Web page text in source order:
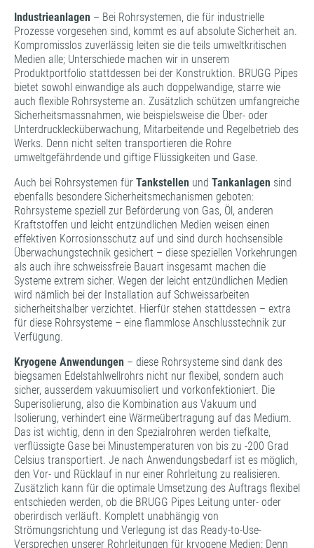
Industrieanlagen ­– Bei Rohrsystemen, die für industrielle
Prozesse vorgesehen sind, kommt es auf absolute Sicherheit an.
Kompromisslos zuverlässig leiten sie die teils umweltkritischen
Medien alle; Unterschiede machen wir in unserem
Produktportfolio stattdessen bei der Konstruktion. BRUGG Pipes
bietet sowohl einwandige als auch doppelwandige, starre wie
auch flexible Rohrsysteme an. Zusätzlich schützen umfangreiche
Sicherheitsmassnahmen, wie beispielsweise die Über- oder
Unterdrucklecküberwachung, Mitarbeitende und Regelbetrieb des
Werks. Denn nicht selten transportieren die Rohre
umweltgefährdende und giftige Flüssigkeiten und Gase.
Auch bei Rohrsystemen für Tankstellen und Tankanlagen ­sind
ebenfalls besondere Sicherheitsmechanismen geboten:
Rohrsysteme speziell zur Beförderung von Gas, Öl, anderen
Kraftstoffen und leicht entzündlichen Medien weisen einen
effektiven Korrosionsschutz auf und sind durch hochsensible
Überwachungstechnik gesichert – diese speziellen Vorkehrungen
als auch ihre schweissfreie Bauart insgesamt machen die
Systeme extrem sicher. Wegen der leicht entzündlichen Medien
wird nämlich bei der Installation auf Schweissarbeiten
sicherheitshalber verzichtet. Hierfür stehen stattdessen – extra
für diese Rohrsysteme – eine flammlose Anschlusstechnik zur
Verfügung.
Kryogene Anwendungen ­– diese Rohrsysteme sind dank des
biegsamen Edelstahlwellrohrs nicht nur flexibel, sondern auch
sicher, ausserdem vakuumisoliert und vorkonfektioniert. Die
Superisolierung, also die Kombination aus Vakuum und
Isolierung, verhindert eine Wärmeübertragung auf das Medium.
Das ist wichtig, denn in den Spezialrohren werden tiefkalte,
verflüssigte Gase bei Minustemperaturen von bis zu -200 Grad
Celsius transportiert. Je nach Anwendungsbedarf ist es möglich,
den Vor- und Rücklauf in nur einer Rohrleitung zu realisieren.
Zusätzlich kann für die optimale Umsetzung des Auftrags flexibel
entschieden werden, ob die BRUGG Pipes Leitung unter- oder
oberirdisch verläuft. Komplett unabhängig von
Strömungsrichtung und Verlegung ist das Ready-to-Use-
Versprechen unserer Rohrleitungen für kryogene Medien: Denn